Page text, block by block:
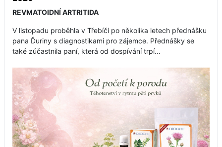
REVMATOIDNÍ ARTRITIDA
V listopadu proběhla v Třebíči po několika letech přednášku
pana Ďuriny s diagnostikami pro zájemce. Přednášky se
také zúčastnila paní, která od dospívání trpí...